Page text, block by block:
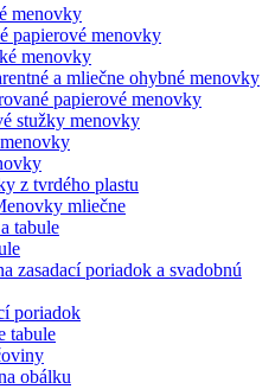
menovky
papierové menovky
menovky
a mliečne ohybné menovky
papierové menovky
stužky menovky
z tvrdého plastu
mliečne
tabule
zasadací poriadok a svadobnú
poriadok
tabule
obálku